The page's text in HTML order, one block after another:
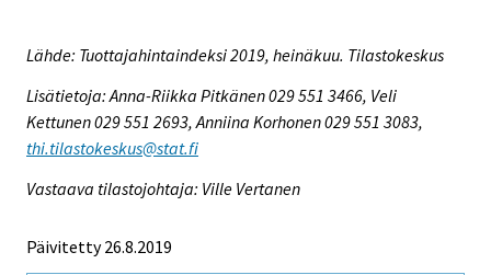
Lähde: Tuottajahintaindeksi 2019, heinäkuu. Tilastokeskus
Lisätietoja: Anna-Riikka Pitkänen 029 551 3466, Veli
Kettunen 029 551 2693, Anniina Korhonen 029 551 3083,
thi.tilastokeskus@stat.fi
Vastaava tilastojohtaja: Ville Vertanen
Päivitetty 26.8.2019